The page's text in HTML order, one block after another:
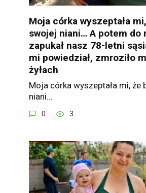
Moja córka wyszeptała
swojej niani… A potem do
zapukał nasz 78-letni
mi powiedział, zmroziło
żyłach
Moja córka wyszeptała mi, że
niani…
0 3